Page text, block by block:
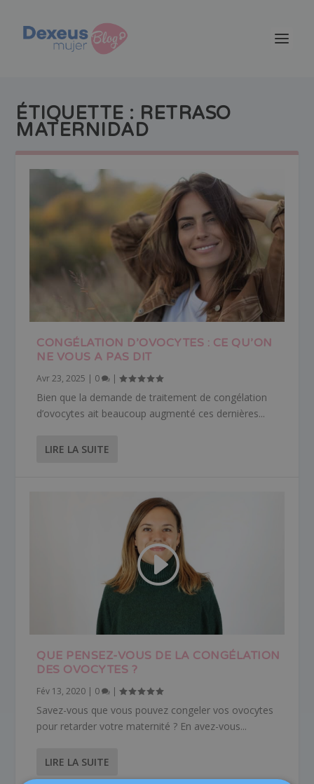
ÉTIQUETTE : RETRASO
MATERNIDAD
CONGÉLATION D’OVOCYTES : CE QU’ON
NE VOUS A PAS DIT
Avr 23, 2025 | 0 |
Bien que la demande de traitement de congélation
d’ovocytes ait beaucoup augmenté ces dernières...
LIRE LA SUITE
QUE PENSEZ-VOUS DE LA CONGÉLATION
DES OVOCYTES ?
Fév 13, 2020 | 0 |
Savez-vous que vous pouvez congeler vos ovocytes
pour retarder votre maternité ? En avez-vous...
LIRE LA SUITE